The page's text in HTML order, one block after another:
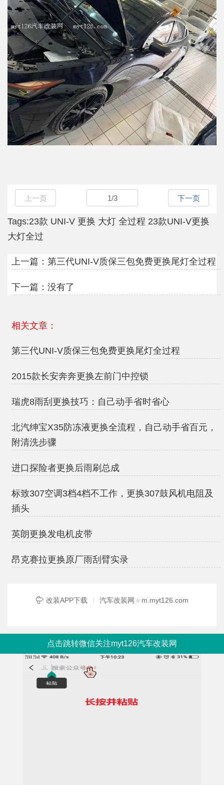
上一页 1/3 下一页
Tags:23款 UNI-V 更换 大灯 全过程 23款UNI-V更换
大灯全过
上一篇： 第三代UNI-V质保三包免费更换尾灯全过程
下一篇：没有了
相关文章：
第三代UNI-V质保三包免费更换尾灯全过程
2015款长安奔奔更换左前门中控锁
瑞虎8雨刮更换技巧：自己动手省时省心
北汽绅宝X35防冻液更换全流程，自己动手省百元，
附清洗步骤
进口探险者更换后雨刷总成
标致307空调3档4档不工作，更换307鼓风机电阻及
插头
英朗更换发电机皮带
昂克赛拉更换原厂雨刮臂实录
改装APP下载 | 汽车改装网 ★m.myt126.com
点击跳转微信关注myt126汽车改装网